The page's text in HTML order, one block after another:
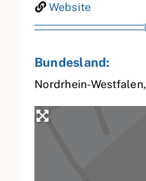
Website
Bundesland:
Nordrhein-Westfalen,